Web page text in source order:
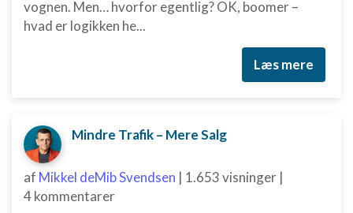
vognen. Men… hvorfor egentlig? OK, boomer –
hvad er logikken he...
Læs mere
Mindre Trafik – Mere Salg
af Mikkel deMib Svendsen | 1.653 visninger |
4 kommentarer